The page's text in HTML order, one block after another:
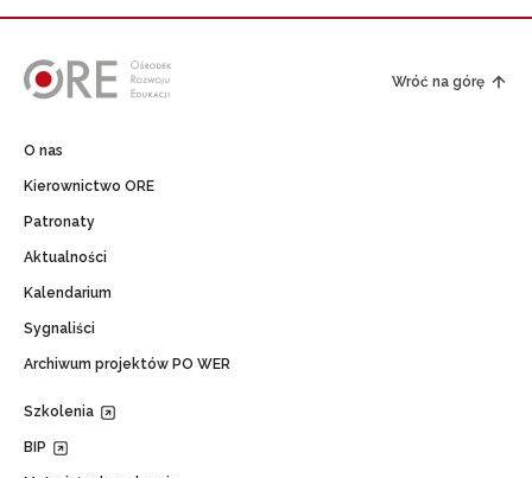
Wróć na górę
O nas
Kierownictwo ORE
Patronaty
Aktualności
Kalendarium
Sygnaliści
Archiwum projektów PO WER
Szkolenia
BIP